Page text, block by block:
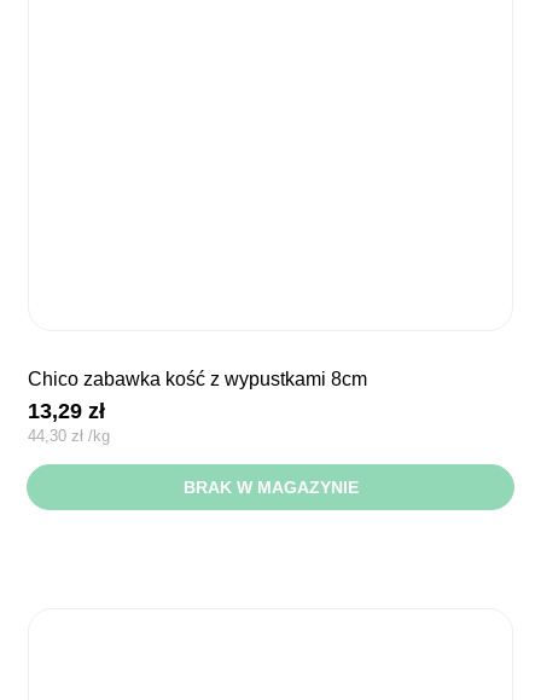
chico zabawka kość z wypustkami 8cm
13,29zł
44,30 zł /kg
BRAK W MAGAZYNIE